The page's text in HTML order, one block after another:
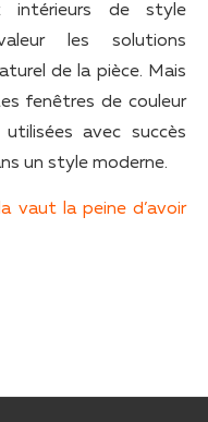
intérieurs de style
les solutions
de la pièce. Mais
fenêtres de couleur
avec succès
un style moderne.
vaut la peine d’avoir